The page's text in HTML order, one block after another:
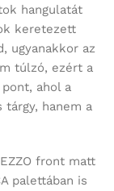
hangulatát
keretezett
ugyanakkor az
túlzó, ezért a
ahol a
tárgy, hanem a
front matt
palettában is